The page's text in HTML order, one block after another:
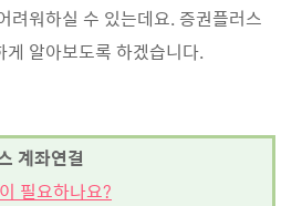
려워하실 수 있는데요. 증권플러스
알아보도록 하겠습니다.
계좌연결
필요하나요?